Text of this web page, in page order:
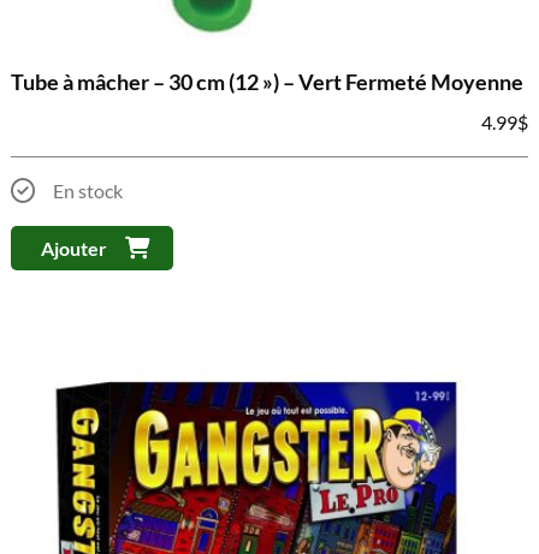
Tube à mâcher – 30 cm (12 ») – Vert Fermeté Moyenne
4.99$
En stock
Ajouter